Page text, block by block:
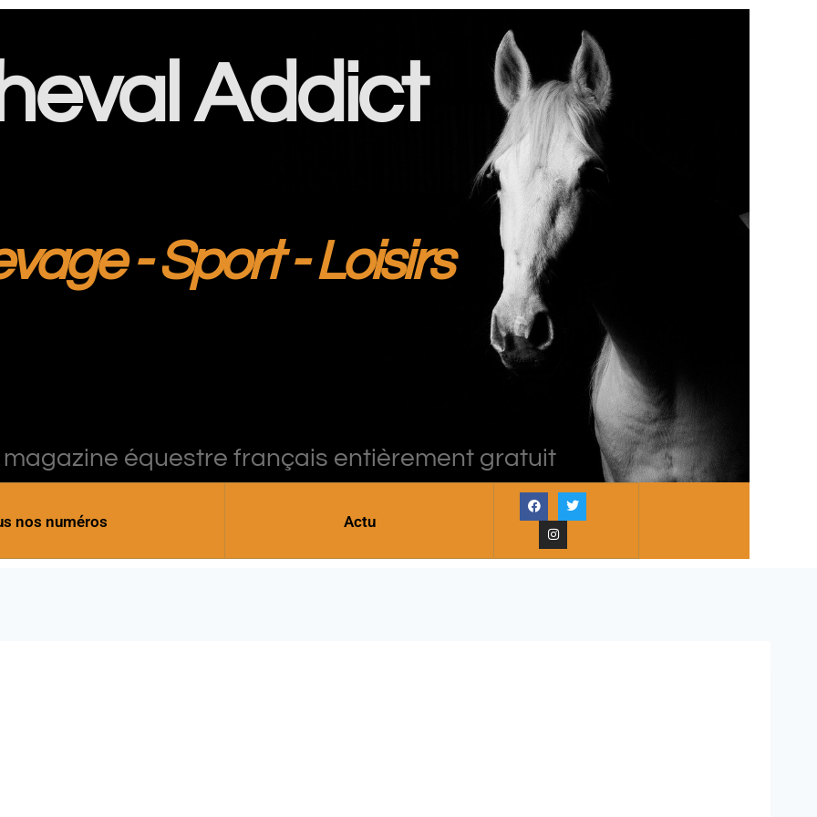
Addict
- Sport - Loisirs
équestre français entièrement gratuit
nos numéros Actu